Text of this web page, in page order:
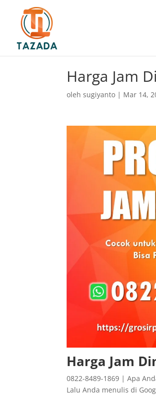
Harga Jam
olehsugiyanto | Mar 14,
Harga Jam
0822-8489-1869 | Apa
Lalu Anda menulis di